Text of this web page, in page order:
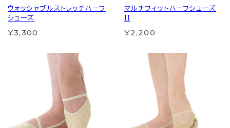
ウォッシャブルストレッチハーフ
シューズ
¥3,300
マルチフィットハーフシューズ
¥2,200